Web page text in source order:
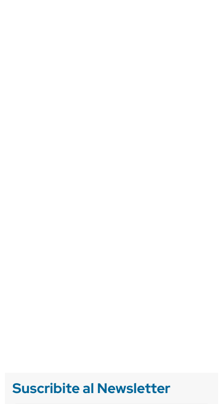
Suscribite al Newsletter